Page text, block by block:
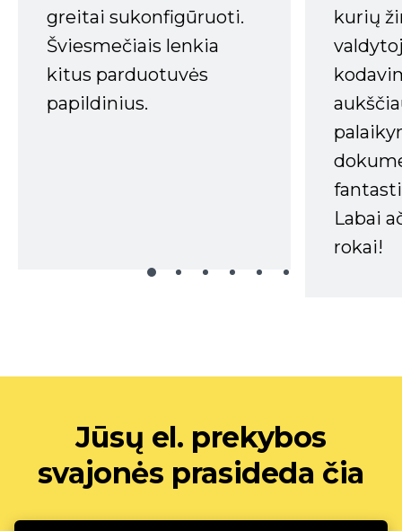
greitai sukonfigūruoti.
Šviesmečiais lenkia
kitus parduotuvės
papildinius.
kurių
Labai
rokai!
Jūsų el. prekybos
svajonės prasideda čia